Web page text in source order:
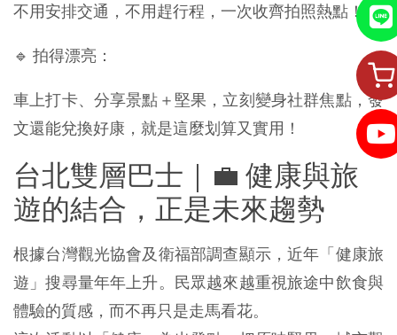
不用安排交通，不用趕行程，一次收齊拍照熱點！
🔹 拍得漂亮：
車上打卡、分享景點＋堅果，立刻變身社群焦點，發
文還能兌換好康，就是這麼划算又實用！
台北雙層巴士｜💼 健康與旅
遊的結合，正是未來趨勢
根據台灣觀光協會及衛福部調查顯示，近年「健康旅
遊」搜尋量年年上升。民眾越來越重視旅途中飲食與
體驗的質感，而不再只是走馬看花。